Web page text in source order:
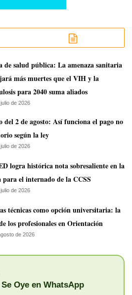
de salud pública: La amenaza sanitaria
más muertes que el VIH y la
para 2040 suma aliados
de 2026
del 2 de agosto: Así funciona el pago no
según la ley
de 2026
logra histórica nota sobresaliente en la
para el internado de la CCSS
de 2026
técnicas como opción universitaria: la
los profesionales en Orientación
de 2026
Oye en WhatsApp